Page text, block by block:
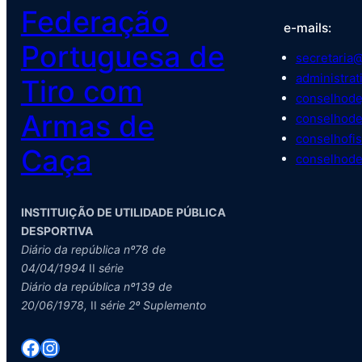
Federação
Portuguesa de
Tiro com
Armas de
Caça
INSTITUIÇÃO DE UTILIDADE PÚBLICA
DESPORTIVA
Diário da república nº78 de
04/04/1994 II série
Diário da república nº139 de
20/06/1978, II série 2º Suplemento
Facebook Instagram
e-mails: